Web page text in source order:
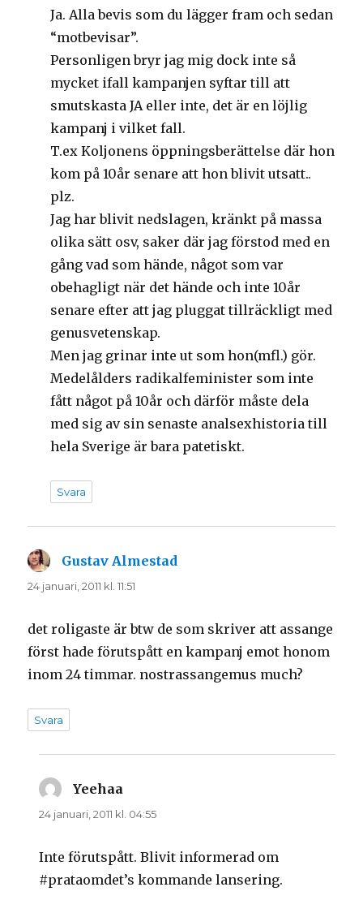
Ja. Alla bevis som du lägger fram och sedan
“motbevisar”.
Personligen bryr jag mig dock inte så
mycket ifall kampanjen syftar till att
smutskasta JA eller inte, det är en löjlig
kampanj i vilket fall.
T.ex Koljonens öppningsberättelse där hon
kom på 10år senare att hon blivit utsatt..
plz.
Jag har blivit nedslagen, kränkt på massa
olika sätt osv, saker där jag förstod med en
gång vad som hände, något som var
obehagligt när det hände och inte 10år
senare efter att jag pluggat tillräckligt med
genusvetenskap.
Men jag grinar inte ut som hon(mfl.) gör.
Medelålders radikalfeminister som inte
fått något på 10år och därför måste dela
med sig av sin senaste analsexhistoria till
hela Sverige är bara patetiskt.
Svara
Gustav Almestad
24 januari, 2011 kl. 11:51
det roligaste är btw de som skriver att assange
först hade förutspått en kampanj emot honom
inom 24 timmar. nostrassangemus much?
Svara
Yeehaa
24 januari, 2011 kl. 04:55
Inte förutspått. Blivit informerad om
#prataomdet’s kommande lansering.